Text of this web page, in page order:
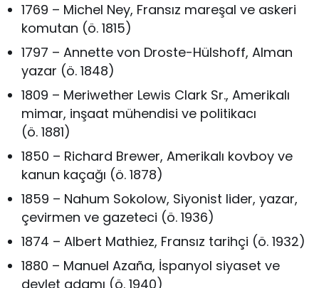
1769 – Michel Ney, Fransız mareşal ve askeri
komutan (ö. 1815)
1797 – Annette von Droste-Hülshoff, Alman
yazar (ö. 1848)
1809 – Meriwether Lewis Clark Sr., Amerikalı
mimar, inşaat mühendisi ve politikacı
(ö. 1881)
1850 – Richard Brewer, Amerikalı kovboy ve
kanun kaçağı (ö. 1878)
1859 – Nahum Sokolow, Siyonist lider, yazar,
çevirmen ve gazeteci (ö. 1936)
1874 – Albert Mathiez, Fransız tarihçi (ö. 1932)
1880 – Manuel Azaña, İspanyol siyaset ve
devlet adamı (ö. 1940)